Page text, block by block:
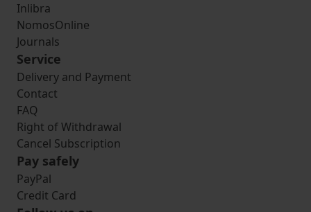
Inlibra
NomosOnline
Journals
Service
Delivery and Payment
Contact
FAQ
Right of Withdrawal
Cancel Subscription
Pay safely
PayPal
Credit Card